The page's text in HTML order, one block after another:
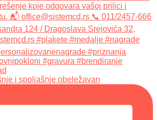
i spoljašnje obeležavan